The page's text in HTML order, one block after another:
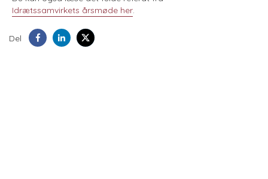
Idrætssamvirkets årsmøde her.
Del